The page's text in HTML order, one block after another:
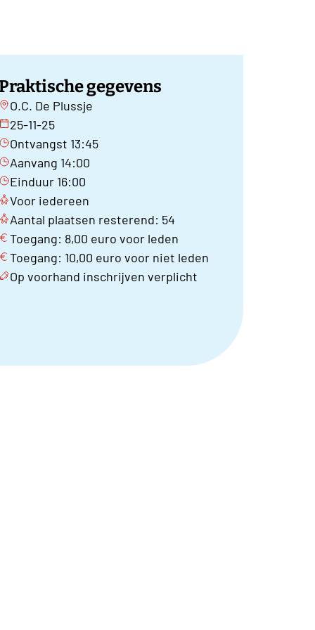
gegevens
O.C. De Plussje
25-11-25
Ontvangst 13:45
Aanvang 14:00
Einduur 16:00
Voor iedereen
Aantal plaatsen resterend: 54
Toegang: 8,00 euro voor leden
Toegang: 10,00 euro voor niet leden
Op voorhand inschrijven verplicht